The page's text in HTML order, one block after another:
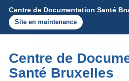
Centre de Documentation Santé
Site en maintenance
Centre de
Santé Bruxelles